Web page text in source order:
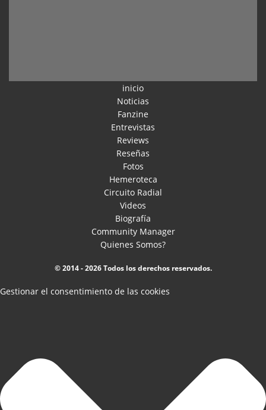
inicio
Noticias
Fanzine
Entrevistas
Reviews
Reseñas
Fotos
Hemeroteca
Circuito Radial
Videos
Biografía
Community Manager
Quienes Somos?
© 2014 - 2026 Todos los derechos reservados.
Gestionar el consentimiento de las cookies